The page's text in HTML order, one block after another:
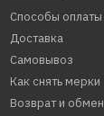
Способы оплаты
Доставка
Самовывоз
Как снять мерки
Возврат и обмен